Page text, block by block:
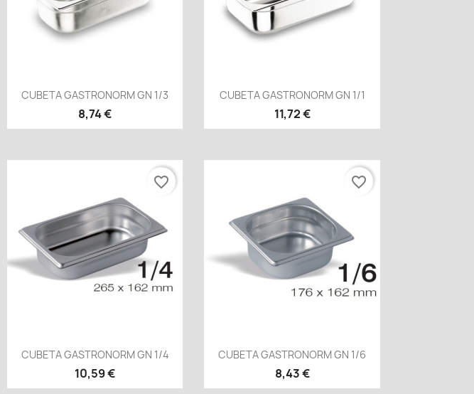
Vista rápida
CUBETA GASTRONORM GN 1/3
8,74 €
Vista rápida
CUBETA GASTRONORM GN 1/1
11,72 €
Vista rápida
CUBETA GASTRONORM GN 1/4
10,59 €
favorite_border
Vista rápida
CUBETA GASTRONORM GN 1/6
8,43 €
favorite_border